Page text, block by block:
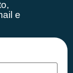
e